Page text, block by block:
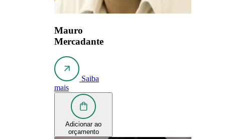
Mauro
Mercadante
Saiba
mais
Adicionar ao
orçamento